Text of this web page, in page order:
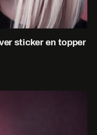
sticker en topper